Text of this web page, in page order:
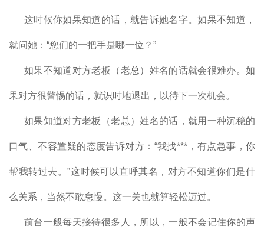
这时候你如果知道的话，就告诉她名字。如果不知道，
就问她：“您们的一把手是哪一位？”
如果不知道对方老板（老总）姓名的话就会很难办。如
果对方很警惕的话，就识时地退出，以待下一次机会。
如果知道对方老板（老总）姓名的话，就用一种沉稳的
口气、不容置疑的态度告诉对方：“我找***，有点急事，你
帮我转过去。”这时候可以直呼其名，对方不知道你们是什
么关系，当然不敢怠慢。这一关也就算轻松迈过。
前台一般每天接待很多人，所以，一般不会记住你的声